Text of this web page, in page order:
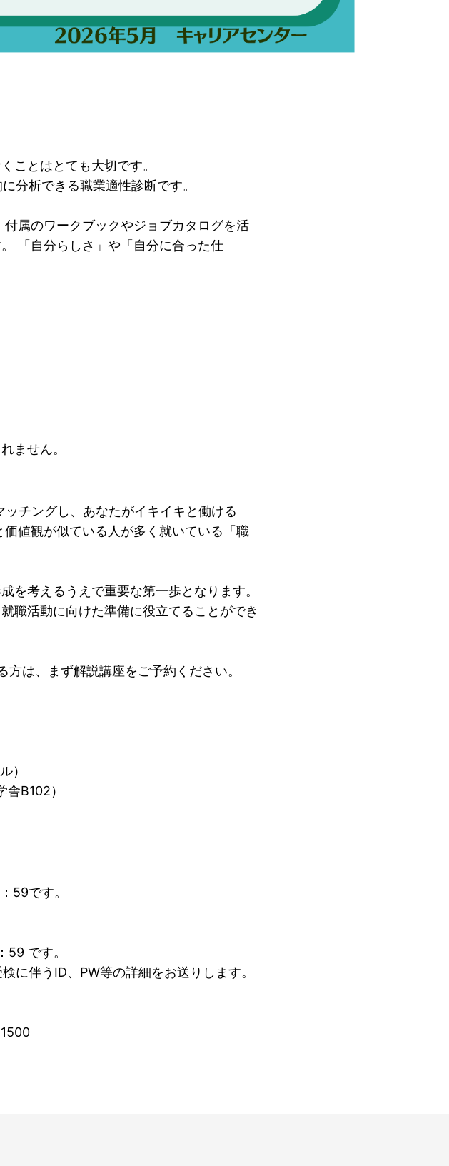
ことはとても大切です。
分析できる職業適性診断です。
属のワークブックやジョブカタログを活
「自分らしさ」や「自分に合った仕
ません。
チングし、あなたがイキイキと働ける
値観が似ている人が多く就いている「職
を考えるうえで重要な第一歩となります。
職活動に向けた準備に役立てることができ
は、まず解説講座をご予約ください。
）
B102）
59です。
です。
に伴うID、PW等の詳細をお送りします。